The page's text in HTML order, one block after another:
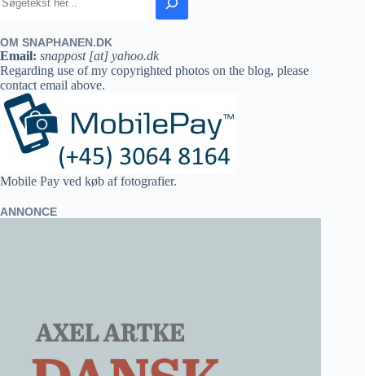
OM SNAPHANEN.DK
Email: snappost [at] yahoo.dk
Regarding use of my copyrighted photos on the blog, please
contact email above.
Mobile Pay ved køb af fotografier.
ANNONCE